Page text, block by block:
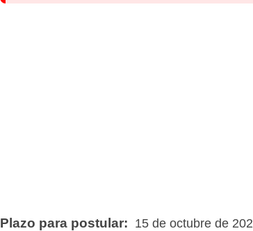
Plazo para postular: 15 de octubre de